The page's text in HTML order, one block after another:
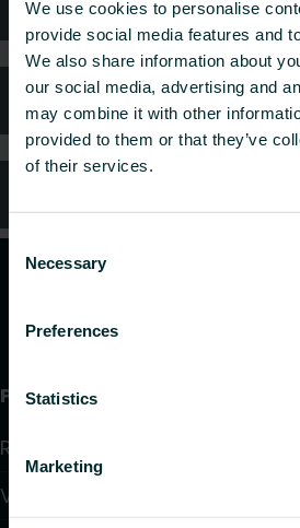
We use cookies to personalise
provide social media features and
We also share information about
our social media, advertising and
may combine it with other
provided to them or that they’ve
of their services.
Consent
Selection
Necessary
Preferences
Statistics
Marketing
Technisch advies
Veelgestelde vragen
Producten
Radiatoren
Vloerverwarming en -koeling